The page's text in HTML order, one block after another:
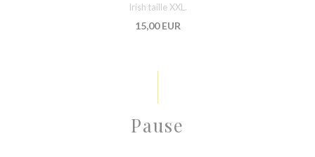
Irish taille XXL.
15,00 EUR
Pause